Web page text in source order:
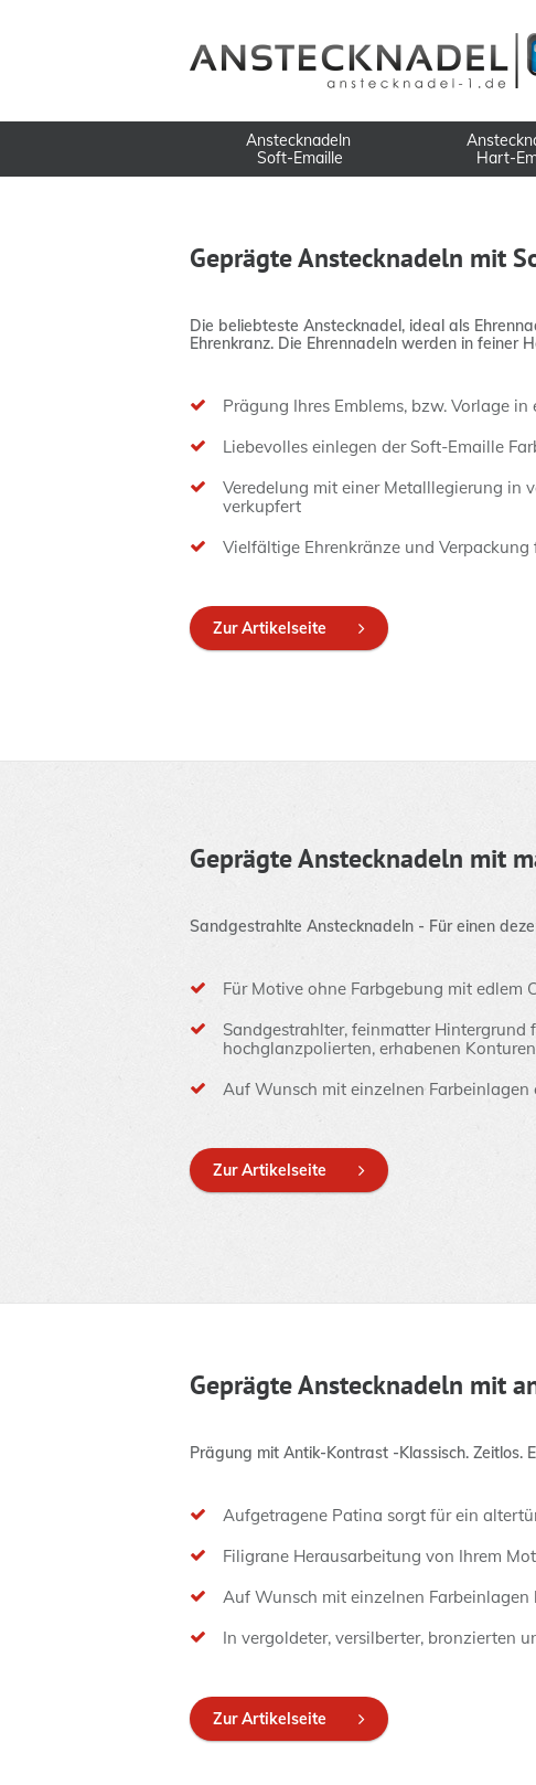
Anstecknadeln
Soft-Emaille
Hart-
Geprägte Anstecknadeln mit
Die beliebteste Anstecknadel, ideal als
Ehrenkranz. Die Ehrennadeln werden in feiner
Prägung Ihres Emblems, bzw. Vorlage
Liebevolles einlegen der Soft-Emaille
Veredelung mit einer Metalllegierung in
verkupfert
Vielfältige Ehrenkränze und
Zur Artikelseite
Geprägte Anstecknadeln mit
Sandgestrahlte Anstecknadeln - Für einen
Für Motive ohne Farbgebung mit edlem
Sandgestrahlter, feinmatter Hintergrund
hochglanzpolierten, erhabenen Konturen
Auf Wunsch mit einzelnen Farbeinlagen
Zur Artikelseite
Geprägte Anstecknadeln mit
Prägung mit Antik-Kontrast -Klassisch. Zeitlos.
Aufgetragene Patina sorgt für ein
Filigrane Herausarbeitung von Ihrem
Auf Wunsch mit einzelnen Farbeinlagen
In vergoldeter, versilberter, bronzierten
Zur Artikelseite